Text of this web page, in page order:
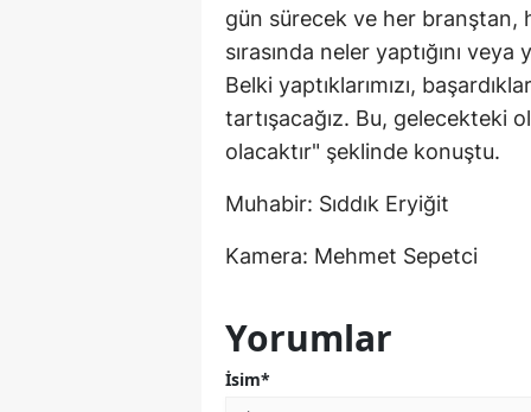
gün sürecek ve her branştan,
sırasında neler yaptığını
Belki yaptıklarımızı,
tartışacağız. Bu, gelecekteki
olacaktır" şeklinde konuştu.
Muhabir: Sıddık Eryiğit
Kamera: Mehmet Sepetci
Yorumlar
İsim*